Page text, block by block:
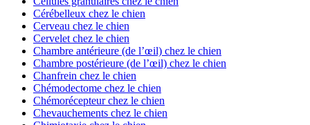
Cérébelleux chez le chien
Cerveau chez le chien
Cervelet chez le chien
Chambre antérieure (de l’œil) chez le chien
Chambre postérieure (de l’œil) chez le chien
Chanfrein chez le chien
Chémodectome chez le chien
Chémorécepteur chez le chien
Chevauchements chez le chien